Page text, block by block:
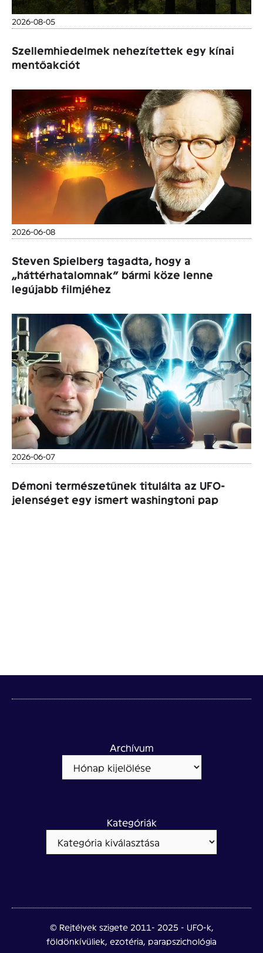
2026-08-05
Szellemhiedelmek nehezítettek egy kínai
mentőakciót
2026-06-08
Steven Spielberg tagadta, hogy a
„háttérhatalomnak” bármi köze lenne
legújabb filmjéhez
2026-06-07
Démoni természetűnek titulálta az UFO-
jelenséget egy ismert washingtoni pap
Archívum
Kategóriák
© Rejtélyek szigete 2011- 2025 - UFO-k,
földönkívüliek, ezotéria, parapszichológia